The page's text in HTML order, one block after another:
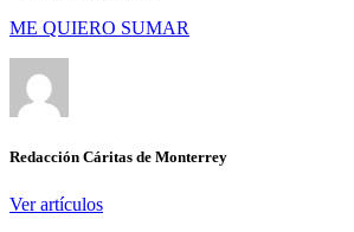
ME QUIERO SUMAR
Redacción Cáritas de Monterrey
Ver artículos